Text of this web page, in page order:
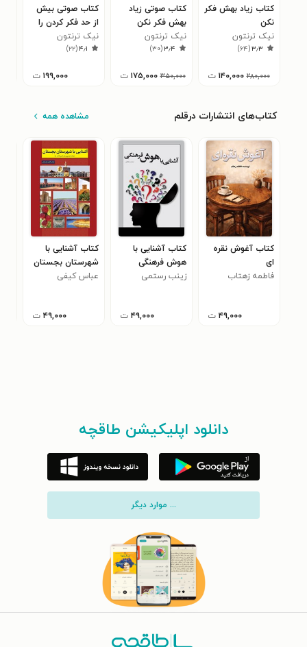
کتاب زیاد بهش فکر
نکن
نیک ترنتون
۳٫۳(۶۴)
۲۸۰,۰۰۰ ۱۴۰,۰۰۰ ت
کتاب صوتی زیاد
بهش فکر نکن
نیک ترنتون
۳٫۴(۳۰)
۳۵۰,۰۰۰ ۱۷۵,۰۰۰ ت
کتاب صوتی بیش
از حد فکر کردن را
متوقف کن
نیک ترنتون
۴٫۱(۲۲)
۱۹۹,۰۰۰ ت
کتاب‌های انتشارات درقلم مشاهده همه
کتاب آغوش نقره
ای
فاطمه زهتاب
۴۹,۰۰۰ ت
کتاب آشنایی با
هوش فرهنگی
زینب رستمی
۴۹,۰۰۰ ت
کتاب آشنایی با
شهرستان بجستان
عباس کیفی
۴۹,۰۰۰ ت
دانلود اپلیکیشن طاقچه
... موارد دیگر